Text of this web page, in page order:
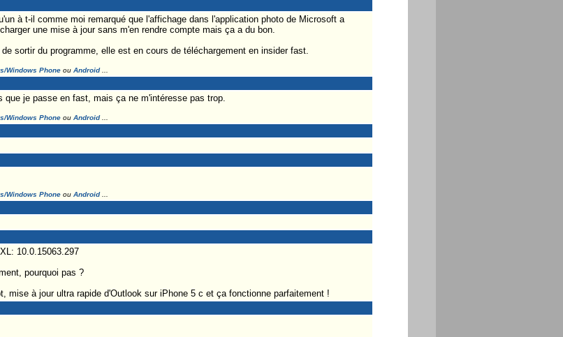
à t-il comme moi remarqué que l'affichage dans l'application photo de Microsoft a
une mise à jour sans m'en rendre compte mais ça a du bon.
sortir du programme, elle est en cours de téléchargement en insider fast.
Windows Phoneou Android...
je passe en fast, mais ça ne m'intéresse pas trop.
Windows Phoneou Android...
Windows Phoneou Android...
10.0.15063.297
pourquoi pas ?
mise à jour ultra rapide d'Outlook sur iPhone 5 c et ça fonctionne parfaitement !